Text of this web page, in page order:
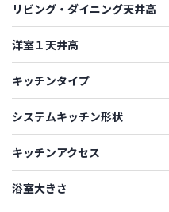
リビング・ダイニング天井高
洋室１天井高
キッチンタイプ
システムキッチン形状
キッチンアクセス
浴室大きさ